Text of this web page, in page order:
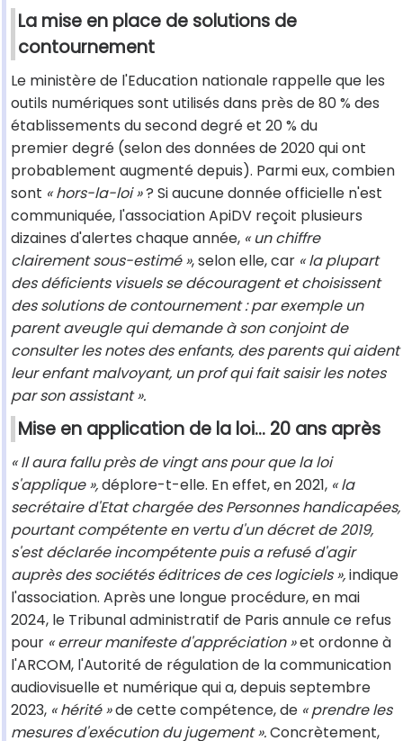
La mise en place de solutions de
contournement
Le ministère de l'Education nationale rappelle que les
outils numériques sont utilisés dans près de 80 % des
établissements du second degré et 20 % du
premier degré (selon des données de 2020 qui ont
probablement augmenté depuis). Parmi eux, combien
sont « hors-la-loi »? Si aucune donnée officielle n'est
communiquée, l'association ApiDV reçoit plusieurs
dizaines d'alertes chaque année, « un chiffre
clairement sous-estimé », selon elle, car « la plupart
des déficients visuels se découragent et choisissent
des solutions de contournement : par exemple un
parent aveugle qui demande à son conjoint de
consulter les notes des enfants, des parents qui aident
leur enfant malvoyant, un prof qui fait saisir les notes
par son assistant ».
Mise en application de la loi... 20 ans après
« Il aura fallu près de vingt ans pour que la loi
s'applique »,déplore-t-elle. En effet, en 2021, « la
secrétaire d'Etat chargée des Personnes handicapées,
pourtant compétente en vertu d'un décret de 2019,
s'est déclarée incompétente puis a refusé d'agir
auprès des sociétés éditrices de ces logiciels »,indique
l'association. Après une longue procédure, en mai
2024, le Tribunal administratif de Paris annule ce refus
pour « erreur manifeste d'appréciation »et ordonne à
l'ARCOM, l'Autorité de régulation de la communication
audiovisuelle et numérique qui a, depuis septembre
2023, « hérité »de cette compétence, de « prendre les
mesures d'exécution du jugement ».Concrètement,